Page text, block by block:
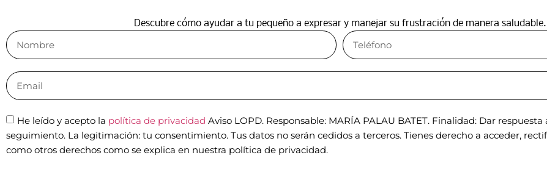
Descubre cómo ayudar a tu pequeño a expresar y manejar su frustración de manera saludable.
He leído y acepto la política de privacidad Aviso LOPD. Responsable: MARÍA PALAU BATET. Finalidad: Dar
seguimiento. La legitimación: tu consentimiento. Tus datos no serán cedidos a terceros. Tienes derecho a acceder,
como otros derechos como se explica en nuestra política de privacidad.